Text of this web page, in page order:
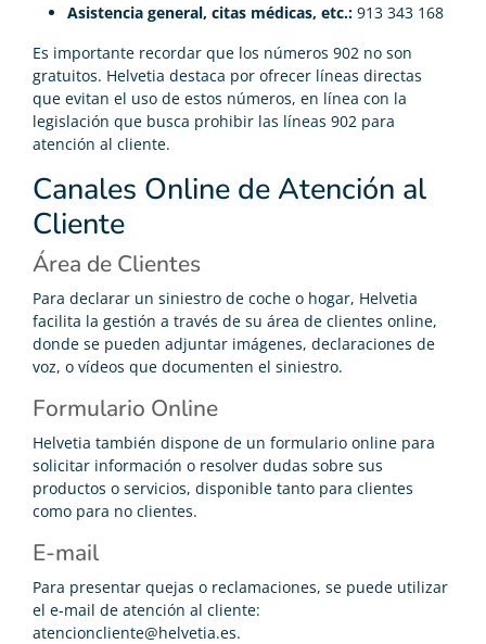
Asistencia general, citas médicas, etc.: 913 343 168
Es importante recordar que los números 902 no son
gratuitos. Helvetia destaca por ofrecer líneas directas
que evitan el uso de estos números, en línea con la
legislación que busca prohibir las líneas 902 para
atención al cliente.
Canales Online de Atención al
Cliente
Área de Clientes
Para declarar un siniestro de coche o hogar, Helvetia
facilita la gestión a través de su área de clientes online,
donde se pueden adjuntar imágenes, declaraciones de
voz, o vídeos que documenten el siniestro.
Formulario Online
Helvetia también dispone de un formulario online para
solicitar información o resolver dudas sobre sus
productos o servicios, disponible tanto para clientes
como para no clientes.
E-mail
Para presentar quejas o reclamaciones, se puede utilizar
el e-mail de atención al cliente:
atencioncliente@helvetia.es.